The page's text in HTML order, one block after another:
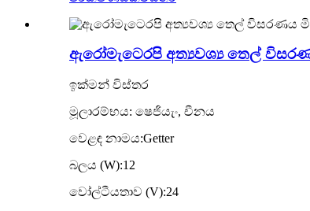
ඇරෝමැටෙරපි අත්‍යවශ්‍ය තෙල්
ඉක්මන් විස්තර
මූලාරම්භය: ෂෙජියැං, චීනය
වෙළඳ නාමය:Getter
බලය (W):12
වෝල්ටීයතාව (V):24